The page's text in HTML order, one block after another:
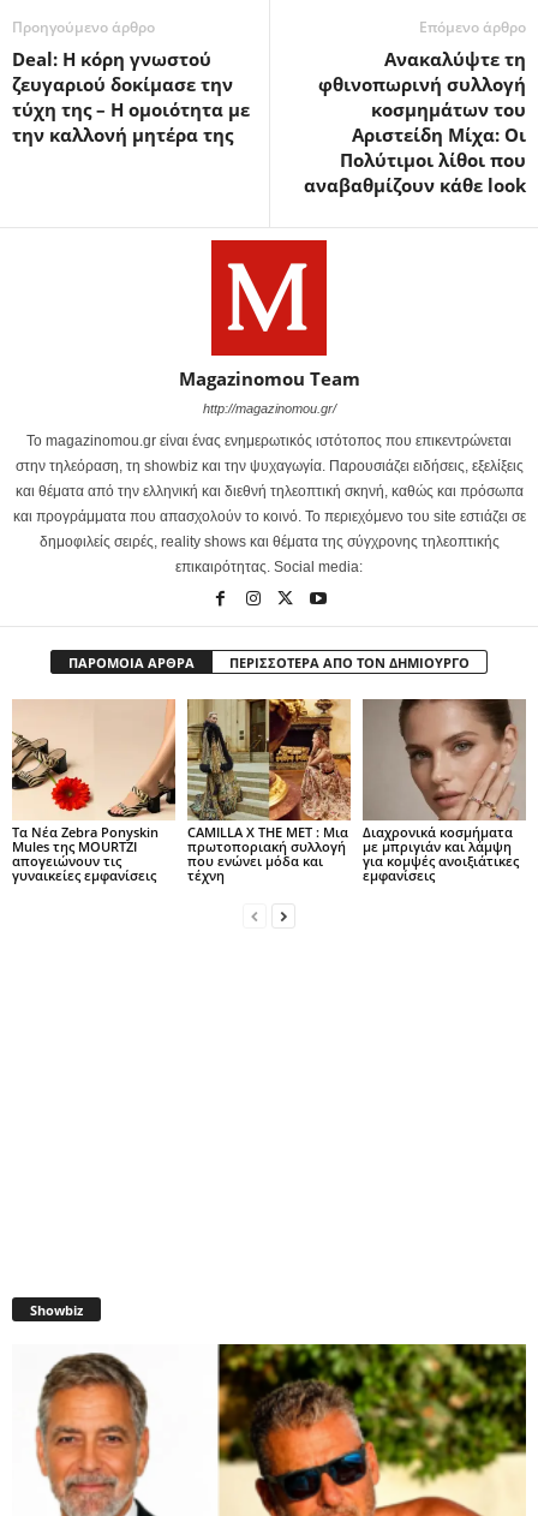
Προηγούμενο άρθρο
Deal: Η κόρη γνωστού
ζευγαριού δοκίμασε την
τύχη της – Η ομοιότητα με
την καλλονή μητέρα της
Επόμενο άρθρο
Ανακαλύψτε τη
φθινοπωρινή συλλογή
κοσμημάτων του
Αριστείδη Μίχα: Οι
Πολύτιμοι λίθοι που
αναβαθμίζουν κάθε look
Magazinomou Team
http://magazinomou.gr/
Το magazinomou.gr είναι ένας ενημερωτικός ιστότοπος που επικεντρώνεται
στην τηλεόραση, τη showbiz και την ψυχαγωγία. Παρουσιάζει ειδήσεις, εξελίξεις
και θέματα από την ελληνική και διεθνή τηλεοπτική σκηνή, καθώς και πρόσωπα
και προγράμματα που απασχολούν το κοινό. Το περιεχόμενο του site εστιάζει σε
δημοφιλείς σειρές, reality shows και θέματα της σύγχρονης τηλεοπτικής
επικαιρότητας. Social media:
ΠΑΡΟΜΟΙΑ ΑΡΘΡΑ ΠΕΡΙΣΣΟΤΕΡΑ ΑΠΟ ΤΟΝ ΔΗΜΙΟΥΡΓΟ
Τα Νέα Zebra Ponyskin
Mules της MOURTZI
απογειώνουν τις
γυναικείες εμφανίσεις
CAMILLA Χ THE MET : Μια
πρωτοποριακή συλλογή
που ενώνει μόδα και
τέχνη
Διαχρονικά κοσμήματα
με μπριγιάν και λάμψη
για κομψές ανοιξιάτικες
εμφανίσεις
Showbiz